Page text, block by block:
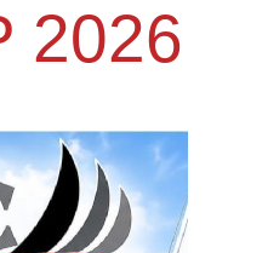
2026